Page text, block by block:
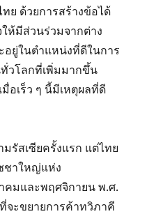
ย ด้วยการสร้างข้อได้
ให้มีส่วนร่วมจากต่าง
อยู่ในตำแหน่งที่ดีในการ
วโลกที่เพิ่มมากขึ้น
อเร็ว ๆ นี้มีเหตุผลที่ดี
รัสเซียครั้งแรก แต่ไทย
ชาใหญ่แห่ง
คมและพฤศจิกายน พ.ศ.
จะขยายการค้าทวิภาคี